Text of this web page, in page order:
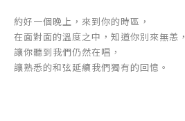
約好一個晚上，來到你的時區，
在面對面的溫度之中，知道你別來無恙，
讓你聽到我們仍然在唱，
讓熟悉的和弦延續我們獨有的回憶。